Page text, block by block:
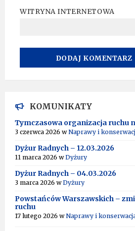
WITRYNA INTERNETOWA
T
E
R
N
T
I
E
:
KOMUNIKATY
Tymczasowa organizacja ruchu
3 czerwca 2026 wNaprawy i
Dyżur Radnych – 12.03.2026
11 marca 2026 wDyżury
Dyżur Radnych – 04.03.2026
3 marca 2026 wDyżury
Powstańców Warszawskich –
ruchu
17 lutego 2026 wNaprawy i